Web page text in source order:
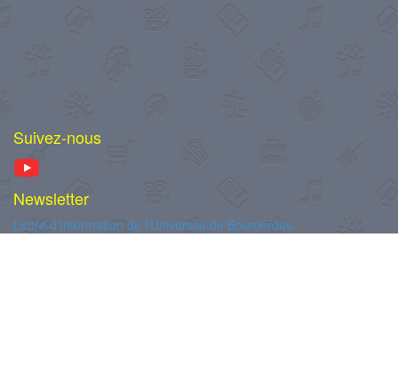
Suivez-nous
Newsletter
Lettre d'Information de l'Université de Boumerdes